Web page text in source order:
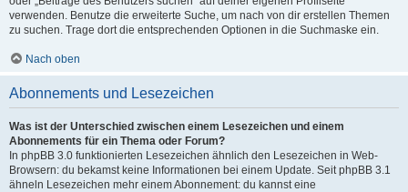
verwenden. Benutze die erweiterte Suche, um nach von dir erstellen Themen
zu suchen. Trage dort die entsprechenden Optionen in die Suchmaske ein.
Nach oben
Abonnements und Lesezeichen
Was ist der Unterschied zwischen einem Lesezeichen und einem
Abonnements für ein Thema oder Forum?
In phpBB 3.0 funktionierten Lesezeichen ähnlich den Lesezeichen in Web-
Browsern: du bekamst keine Informationen bei einem Update. Seit phpBB 3.1
ähneln Lesezeichen mehr einem Abonnement: du kannst eine